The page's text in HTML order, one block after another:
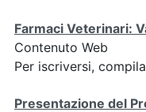
Farmaci Veterinari:
Contenuto Web
Per iscriversi,
Presentazione del